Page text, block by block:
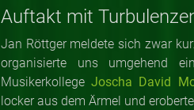
Auftakt mit
Jan Röttger meldete sich zwar
organisierte uns umgehend
MusikerkollegeJoscha David
locker aus dem Ärmel und